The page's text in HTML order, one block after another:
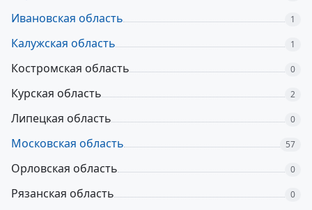
Ивановская область 1
Калужская область 1
Костромская область 0
Курская область 2
Липецкая область 0
Московская область 57
Орловская область 0
Рязанская область 0